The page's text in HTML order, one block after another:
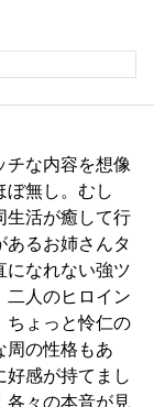
チな内容を想像
ぼ無し。むし
生活が癒して行
あるお姉さんタ
になれない強ツ
二人のヒロイン
ちょっと怜仁の
周の性格もあ
好感が持てまし
各々の本音が見